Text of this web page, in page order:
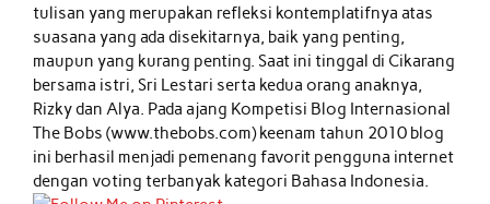
tulisan yang merupakan refleksi kontemplatifnya atas
suasana yang ada disekitarnya, baik yang penting,
maupun yang kurang penting. Saat ini tinggal di Cikarang
bersama istri, Sri Lestari serta kedua orang anaknya,
Rizky dan Alya. Pada ajang Kompetisi Blog Internasional
The Bobs (www.thebobs.com) keenam tahun 2010 blog
ini berhasil menjadi pemenang favorit pengguna internet
dengan voting terbanyak kategori Bahasa Indonesia.